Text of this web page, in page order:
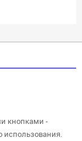
кнопками -
использования.